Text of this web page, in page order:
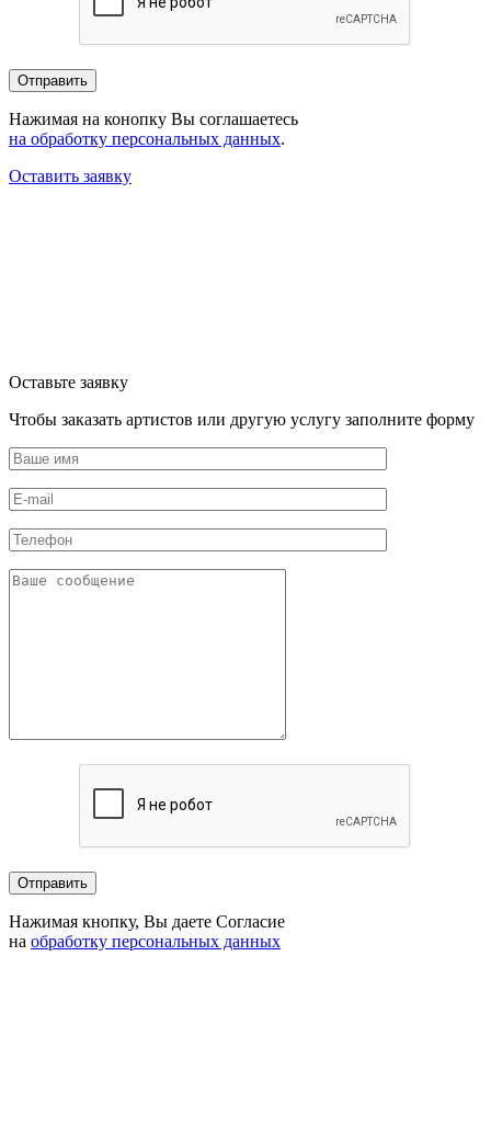
Нажимая на конопку Вы соглашаетесь
на обработку персональных данных.
Оставить заявку
Оставьте заявку
Чтобы заказать артистов или другую услугу заполните форму
Нажимая кнопку, Вы даете Согласие
на обработку персональных данных